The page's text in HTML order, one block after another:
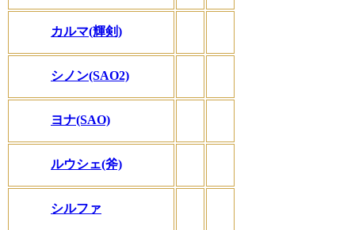
カルマ(輝剣)
シノン(SAO2)
ヨナ(SAO)
ルウシェ(斧)
シルファ